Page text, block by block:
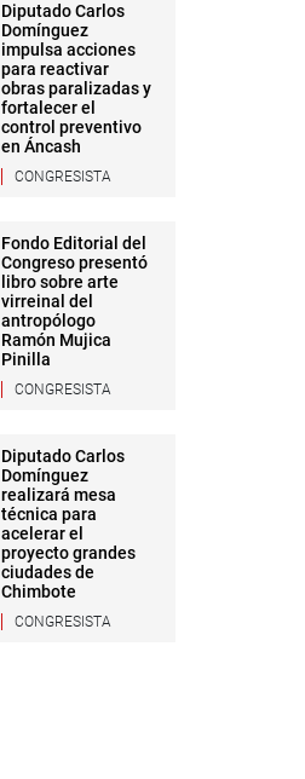
Diputado Carlos
Domínguez
impulsa acciones
para reactivar
obras paralizadas y
fortalecer el
control preventivo
en Áncash
CONGRESISTA
Fondo Editorial del
Congreso presentó
libro sobre arte
virreinal del
antropólogo
Ramón Mujica
Pinilla
CONGRESISTA
Diputado Carlos
Domínguez
realizará mesa
técnica para
acelerar el
proyecto grandes
ciudades de
Chimbote
CONGRESISTA